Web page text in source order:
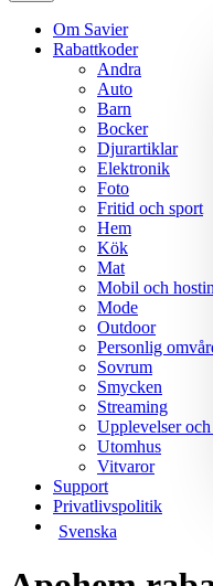
Om Savier
Rabattkoder
Andra
Auto
Barn
Bocker
Djurartiklar
Elektronik
Foto
Fritid och sport
Hem
Kök
Mat
Mobil och
Mode
Outdoor
Personlig
Sovrum
Smycken
Streaming
Upplevelser och
Utomhus
Vitvaror
Support
Privatlivspolitik
Svenska